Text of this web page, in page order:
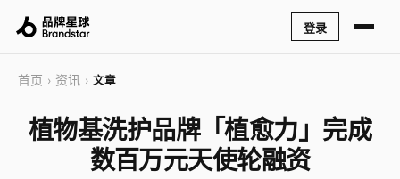
登录
首页 › 资讯 › 文章
植物基洗护品牌「植愈力」完成
数百万元天使轮融资